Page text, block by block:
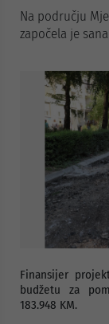
Na području
započela je
Finansijer
budžetu za
183.948 KM.